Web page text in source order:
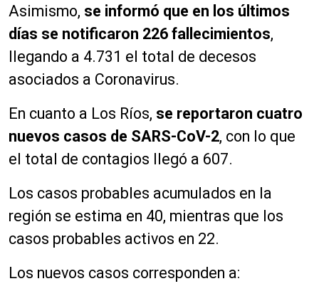
Asimismo, se informó que en los últimos
días se notificaron 226 fallecimientos,
llegando a 4.731 el total de decesos
asociados a Coronavirus.
En cuanto a Los Ríos, se reportaron cuatro
nuevos casos de SARS-CoV-2, con lo que
el total de contagios llegó a 607.
Los casos probables acumulados en la
región se estima en 40, mientras que los
casos probables activos en 22.
Los nuevos casos corresponden a: